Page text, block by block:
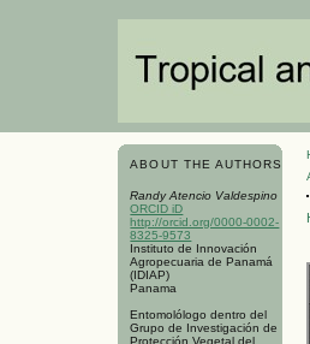
ABOUT THE AUTHORS
Randy Atencio Valdespino
ORCID iD
http://orcid.org/0000-0002-
8325-9573
Instituto de Innovación
Agropecuaria de Panamá
(IDIAP)
Panama
Entomolólogo dentro del
Grupo de Investigación de
Protección Vegetal del